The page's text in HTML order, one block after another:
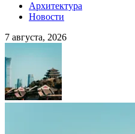
Архитектура
Новости
7 августа, 2026